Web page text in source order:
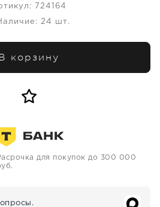
724164
24 шт.
корзину
для покупок до 300 000